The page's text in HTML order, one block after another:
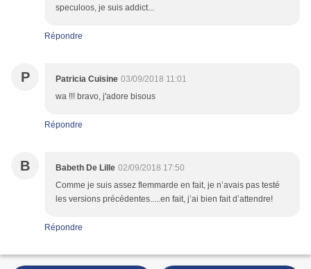
speculoos, je suis addict...
Répondre
P Patricia Cuisine 03/09/2018 11:01
wa !!! bravo, j'adore bisous
Répondre
B Babeth De Lille 02/09/2018 17:50
Comme je suis assez flemmarde en fait, je n’avais pas testé
les versions précédentes.....en fait, j’ai bien fait d’attendre!
Répondre